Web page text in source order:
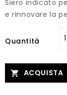
Siero indicato
e rinnovare la
Quantità
 ACQUISTA